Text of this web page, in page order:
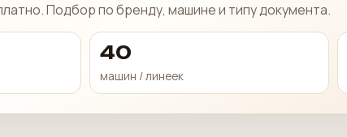
Подбор по бренду, машине и типу документа.
40
машин / линеек